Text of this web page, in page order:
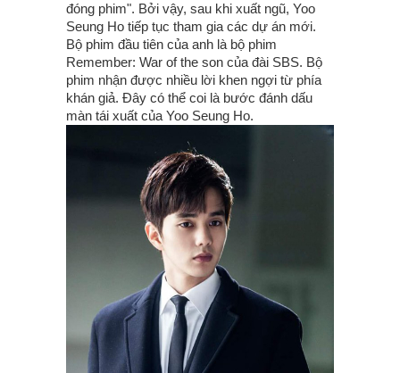
đóng phim". Bởi vậy, sau khi xuất ngũ, Yoo
Seung Ho tiếp tục tham gia các dự án mới.
Bộ phim đầu tiên của anh là bộ phim
Remember: War of the son của đài SBS. Bộ
phim nhận được nhiều lời khen ngợi từ phía
khán giả. Đây có thể coi là bước đánh dấu
màn tái xuất của Yoo Seung Ho.